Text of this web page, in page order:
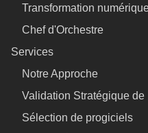
Transformation
Chef d'Orchestre
Services
Notre Approche
Validation Stratégique
Sélection de progiciels